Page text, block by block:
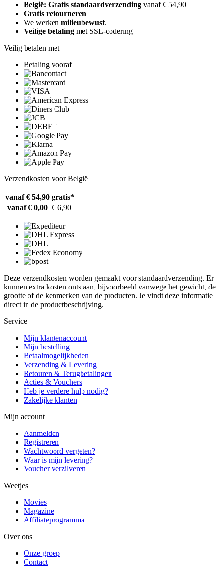
België: Gratis standaardverzending vanaf € 54,90
Gratis retourneren
We werken milieubewust.
Veilige betaling met SSL-codering
Veilig betalen met
Betaling vooraf
Verzendkosten voor België
vanaf € 54,90 gratis*
vanaf € 0,00 € 6,90
Deze verzendkosten worden gemaakt voor standaardverzending. Er
kunnen extra kosten ontstaan, bijvoorbeeld vanwege het gewicht, de
grootte of de kenmerken van de producten. Je vindt deze informatie
direct in de productbeschrijving.
Service
Mijn klantenaccount
Mijn bestelling
Betaalmogelijkheden
Verzending & Levering
Retouren & Terugbetalingen
Acties & Vouchers
Heb je verdere hulp nodig?
Zakelijke klanten
Mijn account
Aanmelden
Registreren
Wachtwoord vergeten?
Waar is mijn levering?
Voucher verzilveren
Weetjes
Movies
Magazine
Affiliateprogramma
Over ons
Onze groep
Contact